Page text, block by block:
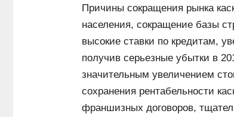
Причины сокращения рынка
населения, сокращение базы
высокие ставки по кредитам,
получив серьезные убытки в
значительным увеличением
сохранения рентабельности
франшизных договоров,